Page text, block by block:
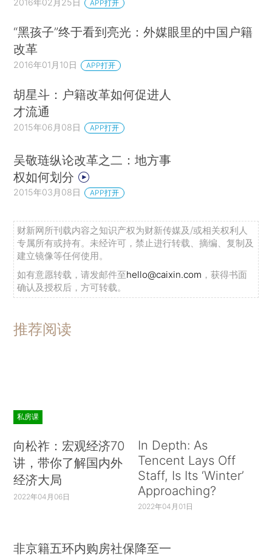
2016年02月25日 APP打开
“黑孩子”终于看到亮光：外媒眼里的中国户籍
改革
2016年01月10日 APP打开
胡星斗：户籍改革如何促进人
才流通
2015年06月08日 APP打开
吴敬琏纵论改革之二：地方事
权如何划分
2015年03月08日 APP打开
财新网所刊载内容之知识产权为财新传媒及/或相关权利人
专属所有或持有。未经许可，禁止进行转载、摘编、复制及
建立镜像等任何使用。
如有意愿转载，请发邮件至hello@caixin.com ，获得书面
确认及授权后，方可转载。
推荐阅读
私房课
向松祚：宏观经济70
讲，带你了解国内外
经济大局
2022年04月06日
In Depth: As
Tencent Lays Off
Staff, Is Its ‘Winter’
Approaching?
2022年04月01日
非京籍五环内购房社保降至一